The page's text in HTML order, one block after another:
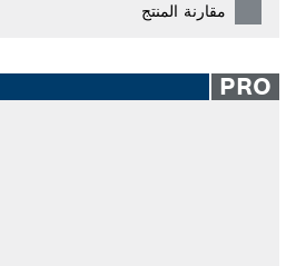
مقارنة المنتج
PRO